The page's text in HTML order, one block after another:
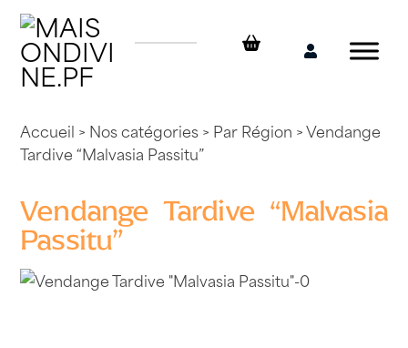
Skip
content
Mon
Accueil > Nos catégories> Par Région > Vendange
Tardive “Malvasia Passitu”
Vendange Tardive “Malvasia
Passitu”